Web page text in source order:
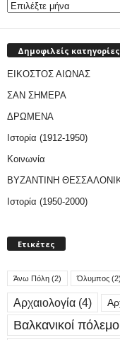
Δημοφιλείς κατηγορίες
ΕΙΚΟΣΤΟΣ ΑΙΩΝΑΣ
ΣΑΝ ΣΗΜΕΡΑ
ΔΡΩΜΕΝΑ
Ιστορία (1912-1950)
Κοινωνία
ΒΥΖΑΝΤΙΝΗ
Ιστορία (1950-2000)
Ετικέτες
Άνω Πόλη (2) Όλυμπος (2)
Αρχαιολογία (4)
Βαλκανικοί